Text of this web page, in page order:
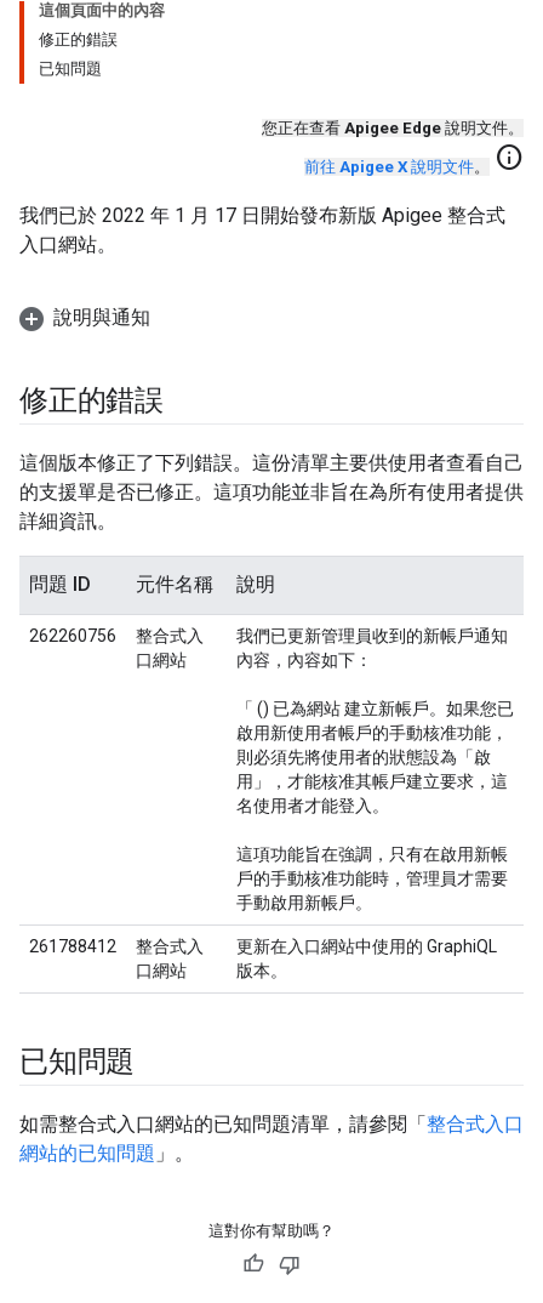
這個頁面中的內容
修正的錯誤
已知問題
您正在查看 Apigee Edge 說明文件。
前往 Apigee X 說明文件。 info
我們已於 2022 年 1 月 17 日開始發布新版 Apigee 整合式
入口網站。
說明與通知
修正的錯誤
這個版本修正了下列錯誤。這份清單主要供使用者查看自己
的支援單是否已修正。這項功能並非旨在為所有使用者提供
詳細資訊。
問題 ID 元件名稱 說明
262260756
整合式入
口網站
我們已更新管理員收到的新帳戶通知
內容，內容如下：
「 () 已為網站 建立新帳戶。如果您已
啟用新使用者帳戶的手動核准功能，
則必須先將使用者的狀態設為「啟
用」，才能核准其帳戶建立要求，這
名使用者才能登入。
這項功能旨在強調，只有在啟用新帳
戶的手動核准功能時，管理員才需要
手動啟用新帳戶。
261788412
整合式入
口網站
更新在入口網站中使用的 GraphiQL
版本。
已知問題
如需整合式入口網站的已知問題清單，請參閱「整合式入口
網站的已知問題 」。
這對你有幫助嗎？